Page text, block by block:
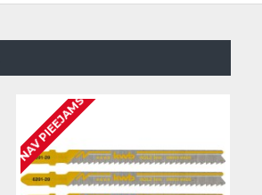
NAV PIEEJAMS